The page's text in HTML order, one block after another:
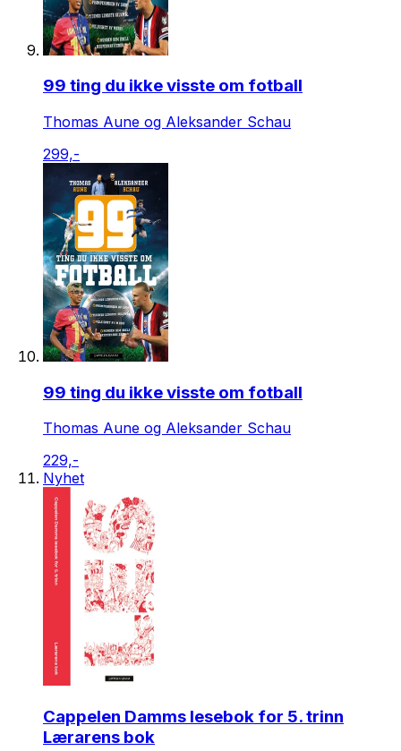
99 ting du ikke visste om fotball
Thomas Aune og Aleksander Schau
299,-
99 ting du ikke visste om fotball
Thomas Aune og Aleksander Schau
229,-
Nyhet
Cappelen Damms lesebok for 5. trinn
Lærarens bok